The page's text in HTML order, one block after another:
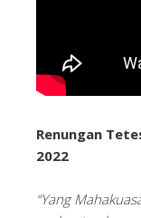
Renungan
2022
“Yang